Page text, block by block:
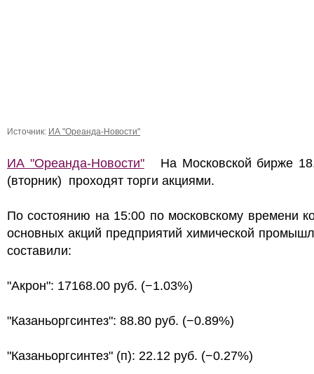
Источник: ИА "Ореанда-Новости"
ИА "Ореанда-Новости"На Московской бирже
(вторник) проходят торги акциями.
По состоянию на 15:00 по московскому времени
основных акций предприятий химической
составили:
"Акрон": 17168.00 руб. (−1.03%)
"Казаньоргсинтез": 88.80 руб. (−0.89%)
"Казаньоргсинтез" (п): 22.12 руб. (−0.27%)